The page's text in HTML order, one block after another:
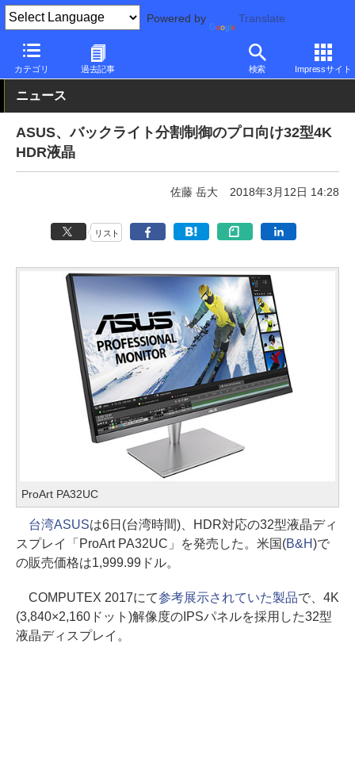
Powered by Translate
カテゴリ 過去記事 検索 Impressサイト
PC Watch 半導体/周辺機器 ASUS
ニュース
ASUS、バックライト分割制御のプロ向け32型4K
HDR液晶
佐藤 岳大 2018年3月12日 14:28
リスト
ProArt PA32UC
台湾ASUSは6日(台湾時間)、HDR対応の32型液晶ディ
スプレイ「ProArt PA32UC」を発売した。米国(B&H)で
の販売価格は1,999.99ドル。
COMPUTEX 2017にて参考展示されていた製品で、4K
(3,840×2,160ドット)解像度のIPSパネルを採用した32型
液晶ディスプレイ。